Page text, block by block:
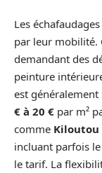
Les
par leur mobilité.
demandant des
peinture
est
€ à 20 € par m²
comme Kiloutou
incluant parfois
le tarif. La